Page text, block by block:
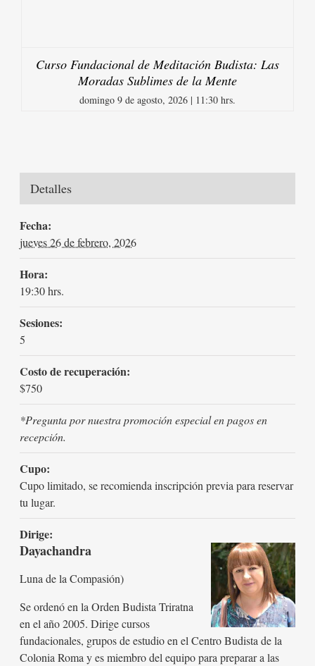
Curso Fundacional de Meditación Budista: Las
Moradas Sublimes de la Mente
domingo 9 de agosto, 2026 | 11:30 hrs.
Detalles
Fecha:
jueves 26 de febrero, 2026
Hora:
19:30 hrs.
Sesiones:
5
Costo de recuperación:
$750
*Pregunta por nuestra promoción especial en pagos en
recepción.
Cupo:
Cupo limitado, se recomienda inscripción previa para reservar
tu lugar.
Dirige:
Dayachandra
Luna de la Compasión)
Se ordenó en la Orden Budista Triratna
en el año 2005. Dirige cursos
fundacionales, grupos de estudio en el Centro Budista de la
Colonia Roma y es miembro del equipo para preparar a las